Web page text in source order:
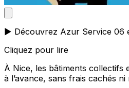
▶️ Découvrez Azur Service 06
Cliquez pour lire
À Nice, les bâtiments collectifs
à l’avance, sans frais cachés